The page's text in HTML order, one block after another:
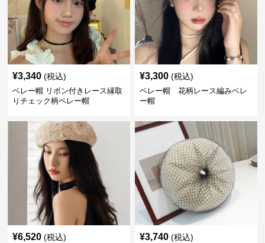
¥3,340 (税込)
ベレー帽 リボン付きレース縁取
りチェック柄ベレー帽
¥3,300 (税込)
ベレー帽 花柄レース編みベレ
ー帽
¥6,520 (税込) ¥3,740 (税込)